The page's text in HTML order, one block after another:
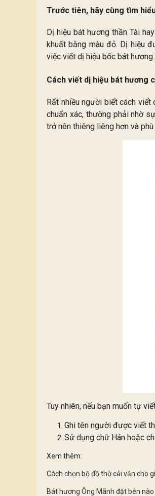
Trước tiên, hãy cùng tìm
Dị hiệu bát hương thần Tài
khuất bằng màu đỏ. Dị hiệu
việc viết dị hiệu bốc bát
Cách viết dị hiệu bát hương
Rất nhiều người biết cách
chuẩn xác, thường phải nhờ
trở nên thiêng liêng hơn và
Tuy nhiên, nếu bạn muốn tự
Ghi tên người được viết
Sử dụng chữ Hán hoặc
Xem thêm:
Cách chọn bộ đồ thờ cải vận cho
Bát hương Ông Mãnh đặt bên